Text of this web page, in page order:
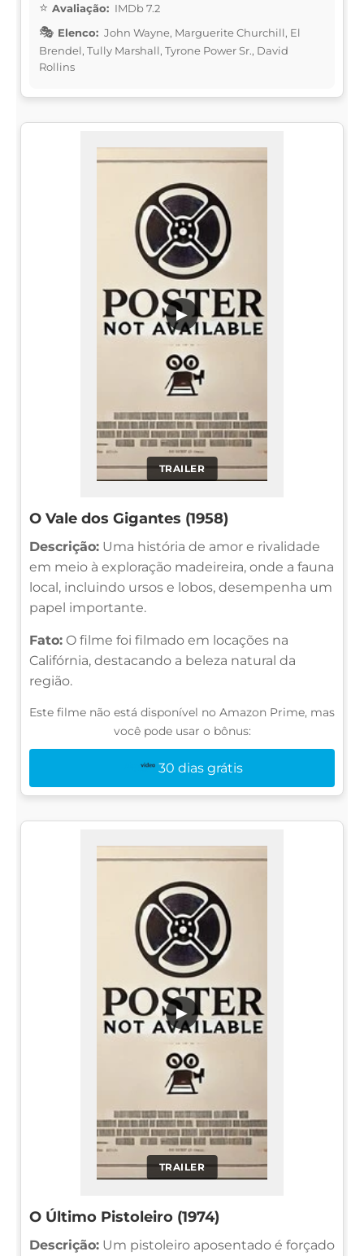
Avaliação: IMDb 7.2
Elenco: John Wayne, Marguerite Churchill, El
Brendel, Tully Marshall, Tyrone Power Sr., David
Rollins
TRAILER
▶
O Vale dos Gigantes (1958)
Descrição: Uma história de amor e rivalidade
em meio à exploração madeireira, onde a fauna
local, incluindo ursos e lobos, desempenha um
papel importante.
Fato: O filme foi filmado em locações na
Califórnia, destacando a beleza natural da
região.
Este filme não está disponível no Amazon Prime, mas
você pode usar o bônus:
30 dias grátis
TRAILER
▶
O Último Pistoleiro (1974)
Descrição: Um pistoleiro aposentado é forçado